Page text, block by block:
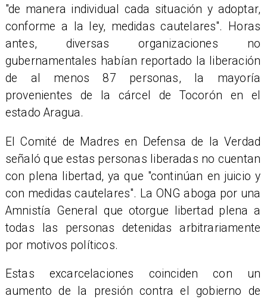
"de manera individual cada situación y adoptar,
conforme a la ley, medidas cautelares". Horas
antes, diversas organizaciones no
gubernamentales habían reportado la liberación
de al menos 87 personas, la mayoría
provenientes de la cárcel de Tocorón en el
estado Aragua.
El Comité de Madres en Defensa de la Verdad
señaló que estas personas liberadas no cuentan
con plena libertad, ya que "continúan en juicio y
con medidas cautelares". La ONG aboga por una
Amnistía General que otorgue libertad plena a
todas las personas detenidas arbitrariamente
por motivos políticos.
Estas excarcelaciones coinciden con un
aumento de la presión contra el gobierno de